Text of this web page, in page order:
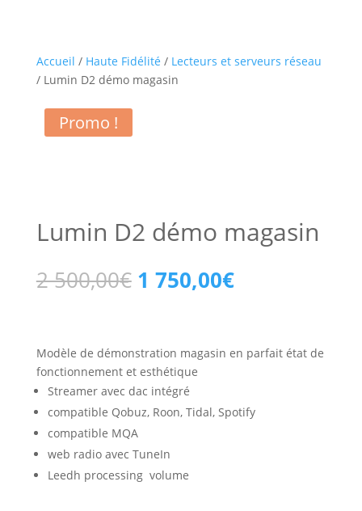
Accueil / Haute Fidélité / Lecteurs et serveurs réseau
/ Lumin D2 démo magasin
Promo !
Lumin D2 démo magasin
2 500,00€ Le
prix
2
500,00€.
1 750,00€Le
prix
1
Modèle de démonstration magasin en parfait état de
fonctionnement et esthétique
Streamer avec dac intégré
compatible Qobuz, Roon, Tidal, Spotify
compatible MQA
web radio avec TuneIn
Leedh processing volume